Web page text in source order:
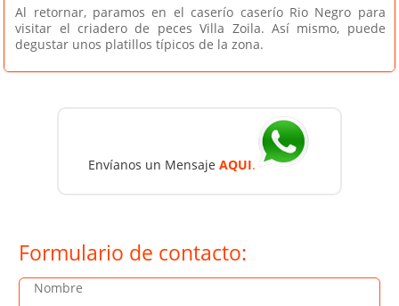
Al retornar, paramos en el caserío caserío Rio Negro para
visitar el criadero de peces Villa Zoila. Así mismo, puede
degustar unos platillos típicos de la zona.
Envíanos un Mensaje AQUI.
Formulario de contacto: